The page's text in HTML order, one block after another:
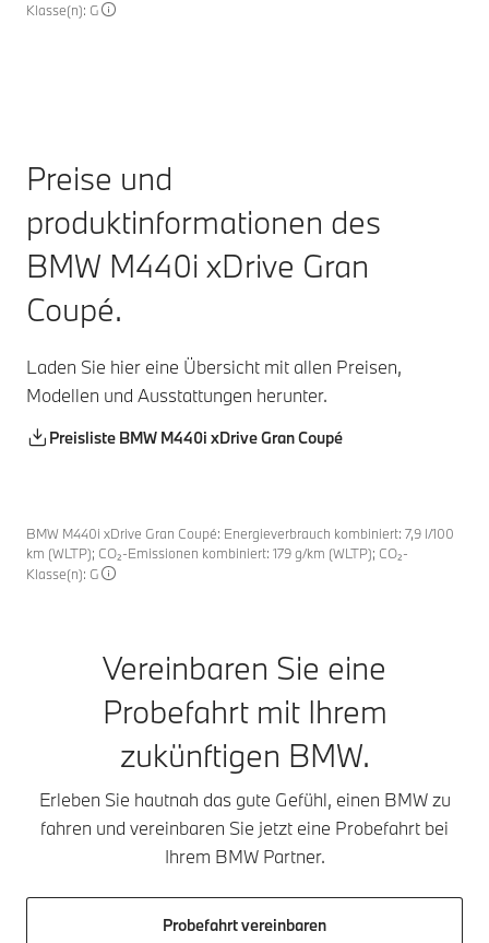
Klasse(n): G
Preise und
produktinformationen des
BMW M440i xDrive Gran
Coupé.
Laden Sie hier eine Übersicht mit allen Preisen,
Modellen und Ausstattungen herunter.
Preisliste BMW M440i xDrive Gran Coupé
BMW M440i xDrive Gran Coupé: Energieverbrauch kombiniert: 7,9 l/100
km (WLTP); CO₂-Emissionen kombiniert: 179 g/km (WLTP); CO₂-
Klasse(n): G
Vereinbaren Sie eine
Probefahrt mit Ihrem
zukünftigen BMW.
Erleben Sie hautnah das gute Gefühl, einen BMW zu
fahren und vereinbaren Sie jetzt eine Probefahrt bei
Ihrem BMW Partner.
Probefahrt vereinbaren